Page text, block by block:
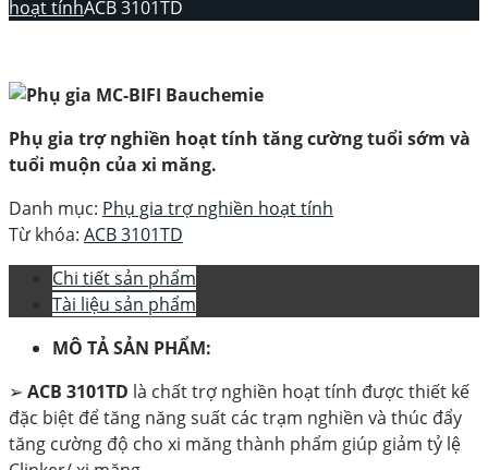
hoạt tínhACB 3101TD
Phụ gia trợ nghiền hoạt tính tăng cường tuổi sớm và
tuổi muộn của xi măng.
Danh mục: Phụ gia trợ nghiền hoạt tính
Từ khóa: ACB 3101TD
Chi tiết sản phẩm
Tài liệu sản phẩm
MÔ TẢ SẢN PHẨM:
➢ ACB 3101TD là chất trợ nghiền hoạt tính được thiết kế
đặc biệt để tăng năng suất các trạm nghiền và thúc đẩy
tăng cường độ cho xi măng thành phẩm giúp giảm tỷ lệ